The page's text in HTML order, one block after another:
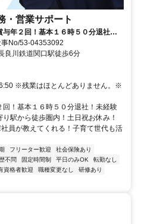
・営業サポート
与年２回！基本１６時５０分退社！
No/53-04353092
アクセス 最寄駅：関口駅 長良川鉄道関口駅徒歩6分
※残業はほとんどありません。※
！基本１６時５０分退社！未経験
駅から徒歩圏内！土日祝お休み！
員が教えてくれる！子育て世代も活
フリーター歓迎
社会保険あり
不問 固定時間制 平日のみOK
転勤なし
資格者歓迎 職種変更なし
研修あり